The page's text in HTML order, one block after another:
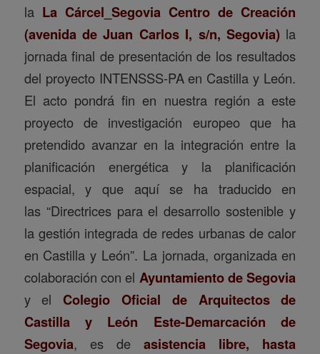
la La Cárcel_Segovia Centro de Creación
(avenida de Juan Carlos I, s/n, Segovia) la
jornada final de presentación de los resultados
del proyecto INTENSSS-PA en Castilla y León.
El acto pondrá fin en nuestra región a este
proyecto de investigación europeo que ha
pretendido avanzar en la integración entre la
planificación energética y la planificación
espacial, y que aquí se ha traducido en
las “Directrices para el desarrollo sostenible y
la gestión integrada de redes urbanas de calor
en Castilla y León”. La jornada, organizada en
colaboración con el Ayuntamiento de Segovia
y el Colegio Oficial de Arquitectos de
Castilla y León Este-Demarcación de
Segovia, es deasistencia libre, hasta